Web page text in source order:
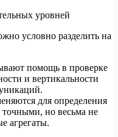
уровней
условно разделить на
помощь в проверке
и вертикальности
для определения
но весьма не
агрегаты.